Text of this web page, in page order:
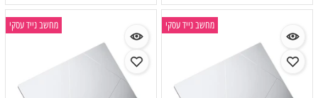
מחשב נייד עסקי מחשב נייד עסקי